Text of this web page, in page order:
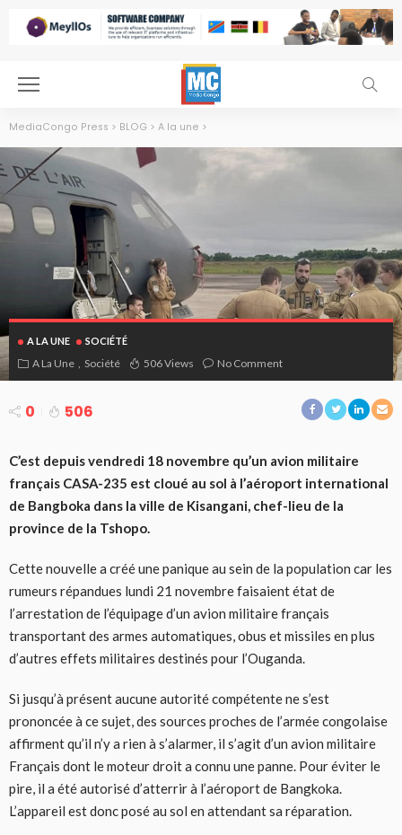
MediaCongo Press > BLOG > A la une >
A LA UNE SOCIÉTÉ
A La Une Société 506 Views No Comment
0 506
C’est depuis vendredi 18 novembre qu’un avion militaire
français CASA-235 est cloué au sol à l’aéroport international
de Bangboka dans la ville de Kisangani, chef-lieu de la
province de la Tshopo.
Cette nouvelle a créé une panique au sein de la population car les
rumeurs répandues lundi 21 novembre faisaient état de
l’arrestation de l’équipage d’un avion militaire français
transportant des armes automatiques, obus et missiles en plus
d’autres effets militaires destinés pour l’Ouganda.
Si jusqu’à présent aucune autorité compétente ne s’est
prononcée à ce sujet, des sources proches de l’armée congolaise
affirment qu’il n’y a rien à s’alarmer, il s’agit d’un avion militaire
Français dont le moteur droit a connu une panne. Pour éviter le
pire, il a été autorisé d’atterrir à l’aéroport de Bangkoka.
L’appareil est donc posé au sol en attendant sa réparation.